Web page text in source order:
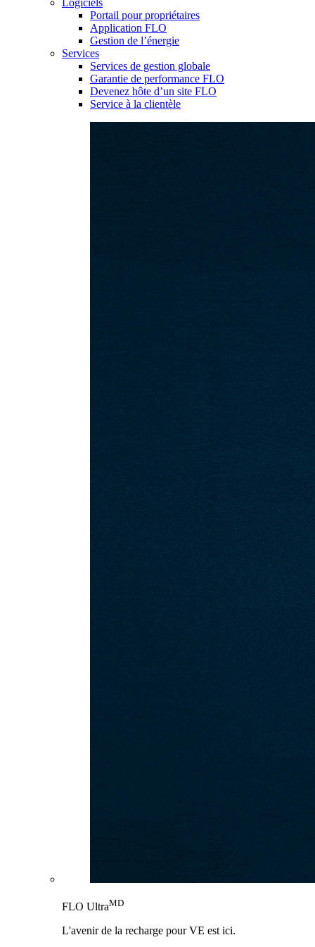
Logiciels
Portail pour propriétaires
Application FLO
Gestion de l’énergie
Services
Services de gestion globale
Garantie de performance FLO
Devenez hôte d’un site FLO
Service à la clientèle
FLO UltraMD
L'avenir de la recharge pour VE est ici.